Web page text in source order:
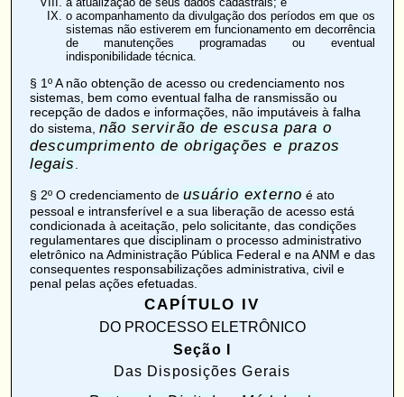
o acompanhamento da divulgação dos períodos em que os
sistemas não estiverem em funcionamento em decorrência
de manutenções programadas ou eventual
indisponibilidade técnica.
§ 1º A não obtenção de acesso ou credenciamento nos
sistemas, bem como eventual falha de ransmissão ou
recepção de dados e informações, não imputáveis à falha
do sistema, não servirão de escusa para o
descumprimento de obrigações e prazos
legais
§ 2º O credenciamento de usuário externo é ato
pessoal e intransferível e a sua liberação de acesso está
condicionada à aceitação, pelo solicitante, das condições
regulamentares que disciplinam o processo administrativo
eletrônico na Administração Pública Federal e na ANM e das
consequentes responsabilizações administrativa, civil e
penal pelas ações efetuadas.
CAPÍTULO IV
DO PROCESSO ELETRÔNICO
Seção I
Das Disposições Gerais